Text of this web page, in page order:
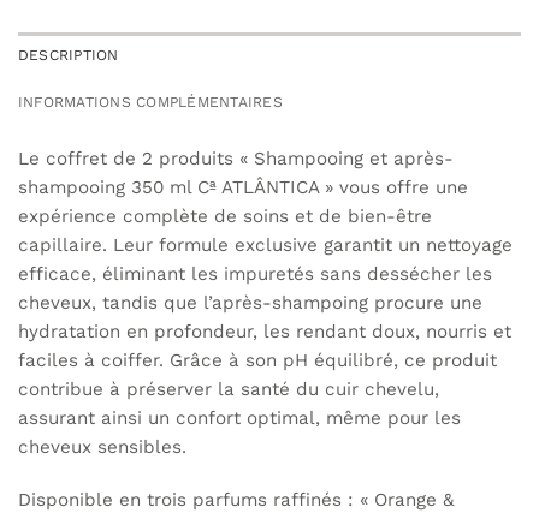
DESCRIPTION
INFORMATIONS COMPLÉMENTAIRES
Le coffret de 2 produits « Shampooing et après-
shampooing 350 ml Cª ATLÂNTICA » vous offre une
expérience complète de soins et de bien-être
capillaire. Leur formule exclusive garantit un nettoyage
efficace, éliminant les impuretés sans dessécher les
cheveux, tandis que l’après-shampoing procure une
hydratation en profondeur, les rendant doux, nourris et
faciles à coiffer. Grâce à son pH équilibré, ce produit
contribue à préserver la santé du cuir chevelu,
assurant ainsi un confort optimal, même pour les
cheveux sensibles.
Disponible en trois parfums raffinés : « Orange &